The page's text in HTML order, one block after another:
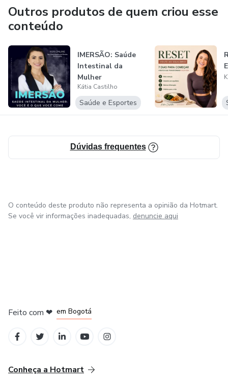
Versão! Você é Preciosa e nasceu para ser Inabalável!
Outros produtos de quem criou esse
conteúdo
IMERSÃO: Saúde
Intestinal da
Mulher
Kátia Castilho
Saúde e Esportes
Dúvidas frequentes
O conteúdo deste produto não representa a opinião da Hotmart.
Se você vir informações inadequadas, denuncie aqui
Feito com ❤ em Bogotá
Conheça a Hotmart